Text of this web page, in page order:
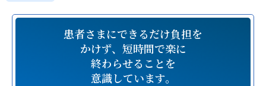
患者さまにできるだけ負担を
かけず、 短時間で楽に
終わらせることを
意識しています。